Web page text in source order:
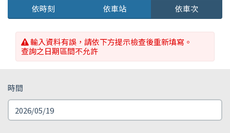
依時刻 依車站 依車次
輸入資料有誤，請依下方提示檢查後重新填寫。
查詢之日期區間不允許
時間